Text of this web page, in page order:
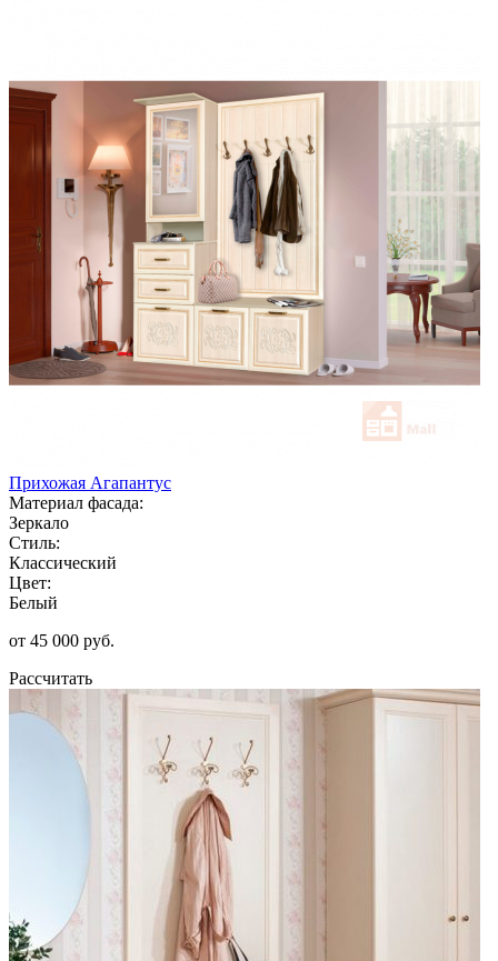
Прихожая Агапантус
Материал фасада:
Зеркало
Стиль:
Классический
Цвет:
Белый
от 45 000 руб.
Рассчитать